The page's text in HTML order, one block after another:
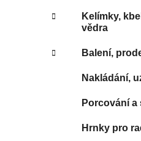
Kelímky,
vědra
Balení,
Nakládání,
Porcování
Hrnky pro